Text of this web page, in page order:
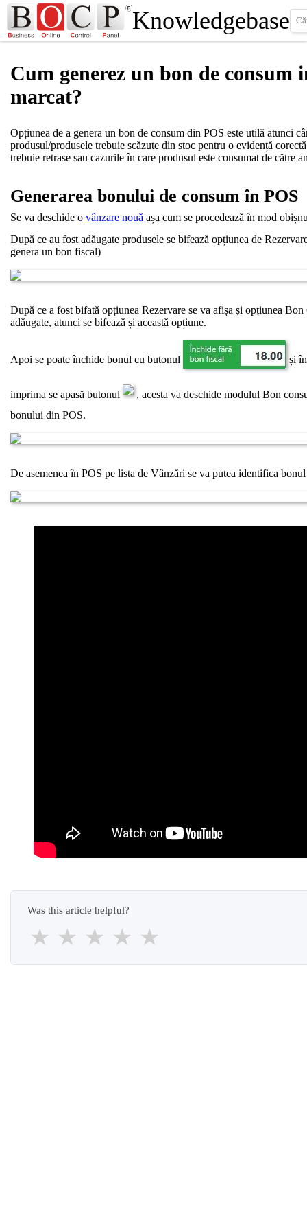
Knowledgebase
Cum generez un bon de consum
marcat?
Opțiunea de a genera un bon de consum din POS este utilă atunci
produsul/produsele trebuie scăzute din stoc pentru o evidență
trebuie retrase sau cazurile în care produsul este consumat de către
Generarea bonului de consum în POS
Se va deschide o vânzare nouă așa cum se procedează în mod
După ce au fost adăugate produsele se bifează opțiunea de
genera un bon fiscal)
După ce a fost bifată opțiunea Rezervare se va afișa și opțiunea
adăugate, atunci se bifează și această opțiune.
Apoi se poate închide bonul cu butonul și
imprima se apasă butonul
, acesta va deschide modulul Bon
bonului din POS.
De asemenea în POS pe lista de Vânzări se va putea identifica
Was this article helpful?
★ ★ ★ ★ ★